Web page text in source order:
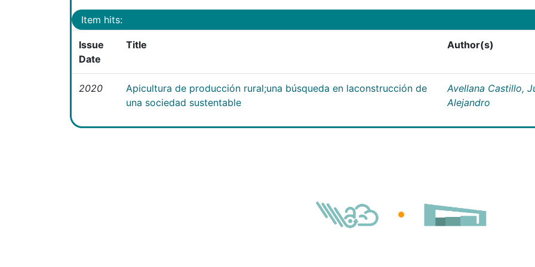
Item hits:
Issue
Date
Title Author(s)
2020
Apicultura de producción rural;una búsqueda en laconstrucción de
una sociedad sustentable
Avellana Castillo,
Alejandro